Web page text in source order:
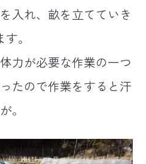
入れ、畝を立てていき
す。
力が必要な作業の一つ
たので作業をすると汗
が。